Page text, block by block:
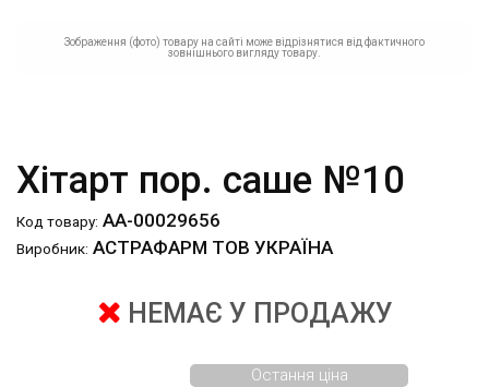
Зображення (фото) товару на сайті може відрізнятися від фактичного
зовнішнього вигляду товару.
Хітарт пор. саше №10
Код товару: АА-00029656
Виробник: АСТРАФАРМ ТОВ УКРАЇНА
НЕМАЄ У ПРОДАЖУ
Остання ціна